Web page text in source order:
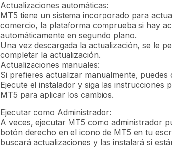
Actualizaciones automáticas:
MT5 tiene un sistema incorporado para
comercio, la plataforma comprueba si hay
automáticamente en segundo plano.
Una vez descargada la actualización, se le
completar la actualización.
Actualizaciones manuales:
Si prefieres actualizar manualmente,
Ejecute el instalador y siga las instrucciones
MT5 para aplicar los cambios.
Ejecutar como Administrador:
A veces, ejecutar MT5 como administrador
botón derecho en el icono de MT5 en tu
buscará actualizaciones y las instalará si